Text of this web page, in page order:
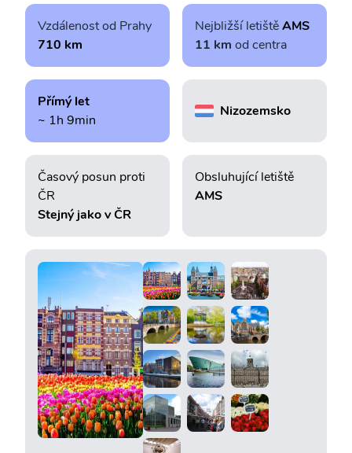
Vzdálenost od Prahy
710 km
Nejbližší letištěAMS
11 km od centra
Přímý let
~ 1h 9min
Nizozemsko
Časový posun proti
ČR
Stejný jako v ČR
Obsluhující letiště
AMS